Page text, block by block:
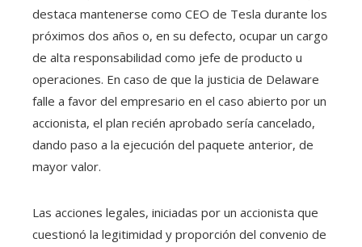
destaca mantenerse como CEO de Tesla durante los
próximos dos años o, en su defecto, ocupar un cargo
de alta responsabilidad como jefe de producto u
operaciones. En caso de que la justicia de Delaware
falle a favor del empresario en el caso abierto por un
accionista, el plan recién aprobado sería cancelado,
dando paso a la ejecución del paquete anterior, de
mayor valor.
Las acciones legales, iniciadas por un accionista que
cuestionó la legitimidad y proporción del convenio de